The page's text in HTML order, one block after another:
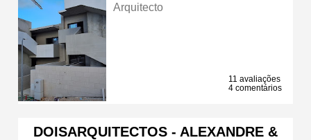
Arquitecto
11 avaliações
4 comentários
DOISARQUITECTOS - ALEXANDRE &